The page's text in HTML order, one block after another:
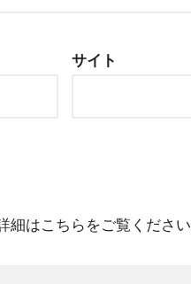
サイト
細はこちらをご覧ください